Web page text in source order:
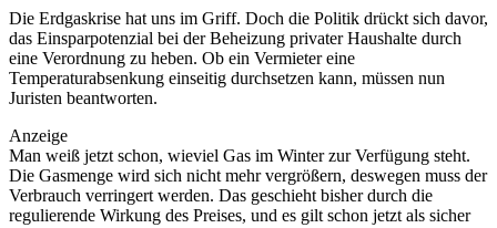
Die Erdgaskrise hat uns im Griff. Doch die Politik drückt sich davor,
das Einsparpotenzial bei der Beheizung privater Haushalte durch
eine Verordnung zu heben. Ob ein Vermieter eine
Temperaturabsenkung einseitig durchsetzen kann, müssen nun
Juristen beantworten.
Anzeige
Man weiß jetzt schon, wieviel Gas im Winter zur Verfügung steht.
Die Gasmenge wird sich nicht mehr vergrößern, deswegen muss der
­Verbrauch verringert werden. Das geschieht bisher durch die
regulierende Wirkung des Preises, und es gilt schon jetzt als sicher